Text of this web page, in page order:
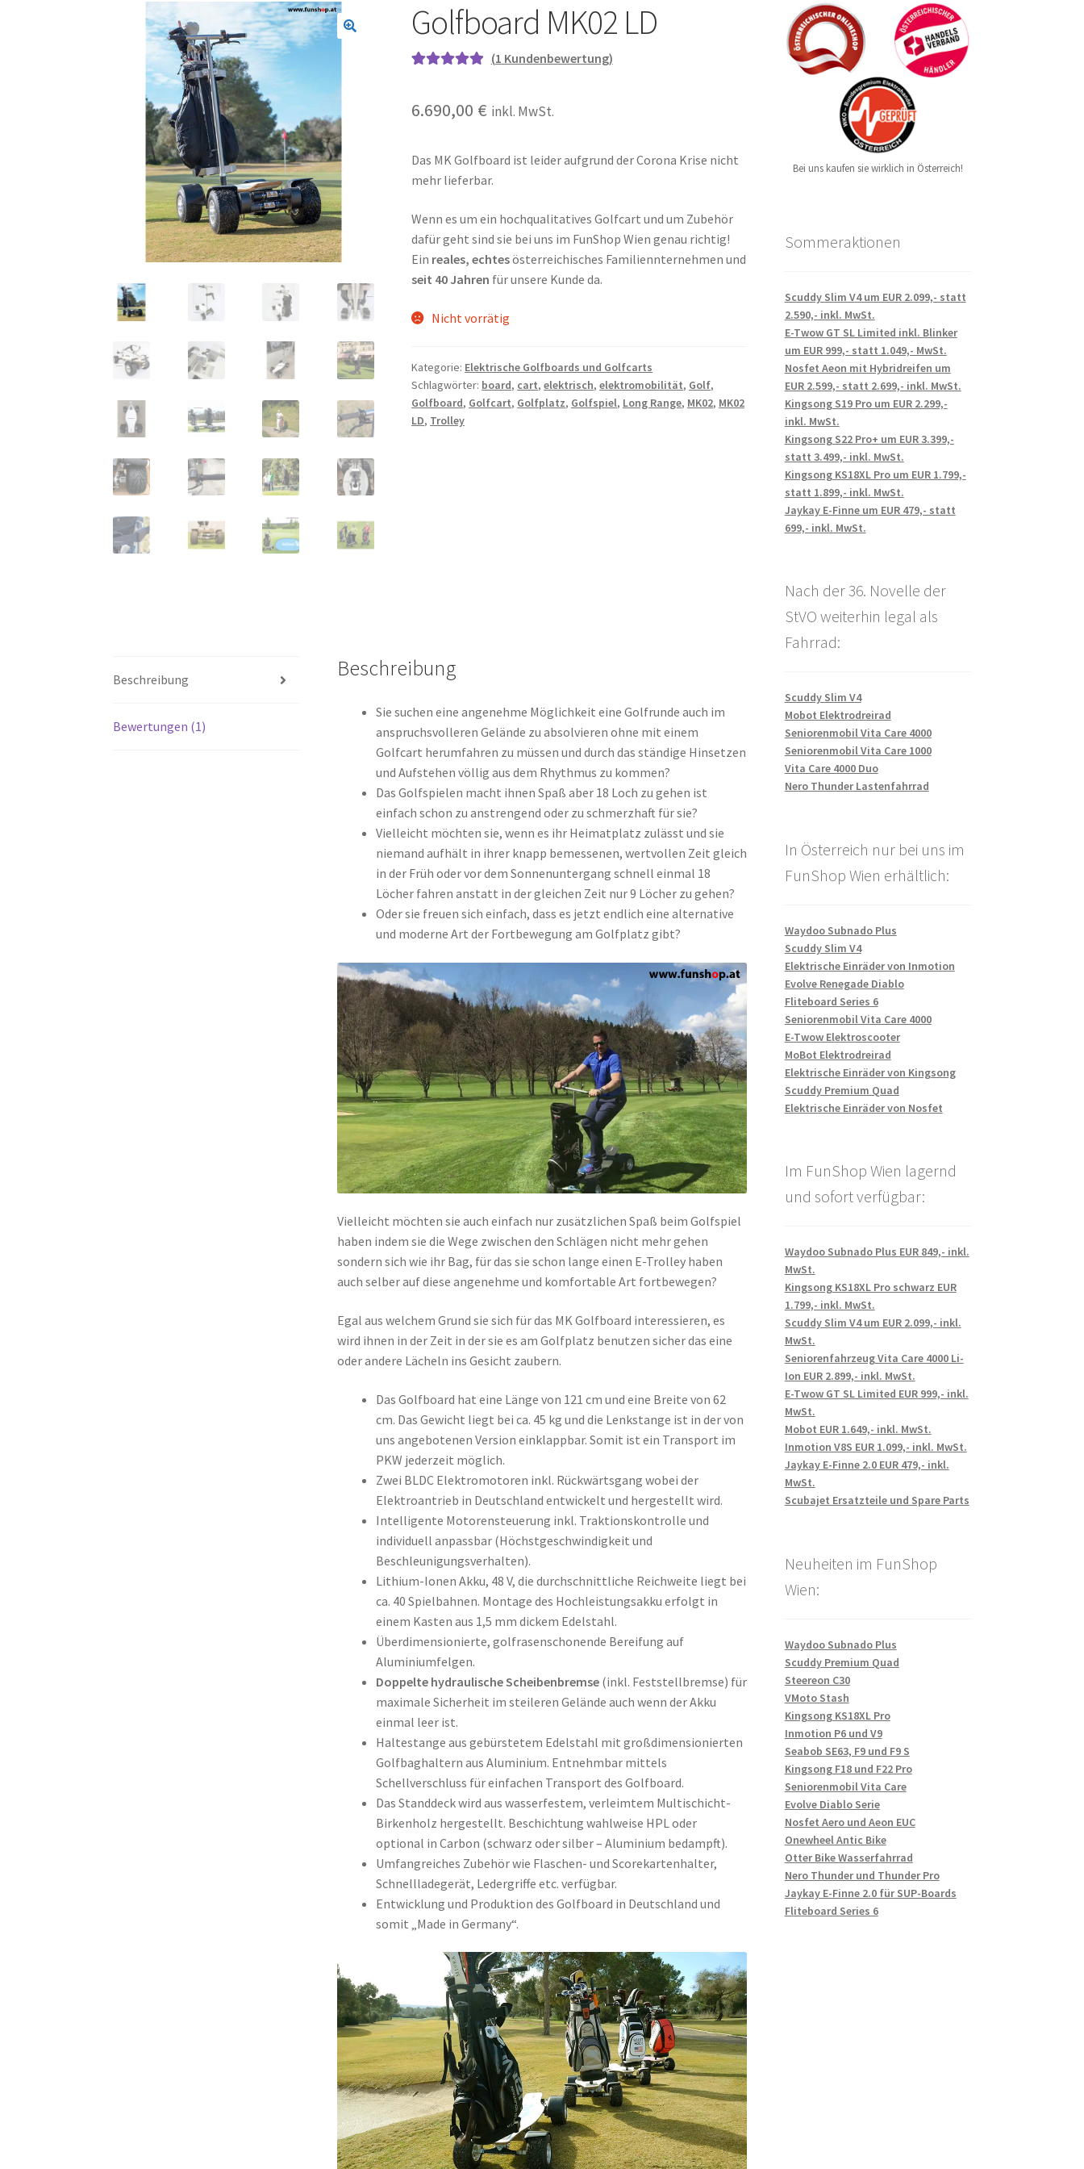
Golfboard MK02 LD
basierend auf
rtung
(1 Kundenbewertung)
6.690,00 € inkl. MwSt.
Das MK Golfboard ist leider aufgrund der Corona Krise nicht
mehr lieferbar.
Wenn es um ein hochqualitatives Golfcart und um Zubehör
dafür geht sind sie bei uns im FunShop Wien genau richtig!
Ein reales, echtesösterreichisches Familiennternehmen und
seit 40 Jahren für unsere Kunde da.
Nicht vorrätig
Kategorie: Elektrische Golfboards und Golfcarts
Schlagwörter: board, cart,elektrisch,elektromobilität, Golf,
Golfboard, Golfcart, Golfplatz, Golfspiel, Long Range, MK02, MK02
LD, Trolley
Beschreibung
Bewertungen (1)
Beschreibung
Sie suchen eine angenehme Möglichkeit eine Golfrunde auch im
anspruchsvolleren Gelände zu absolvieren ohne mit einem
Golfcart herumfahren zu müssen und durch das ständige Hinsetzen
und Aufstehen völlig aus dem Rhythmus zu kommen?
Das Golfspielen macht ihnen Spaß aber 18 Loch zu gehen ist
einfach schon zu anstrengend oder zu schmerzhaft für sie?
Vielleicht möchten sie, wenn es ihr Heimatplatz zulässt und sie
niemand aufhält in ihrer knapp bemessenen, wertvollen Zeit gleich
in der Früh oder vor dem Sonnenuntergang schnell einmal 18
Löcher fahren anstatt in der gleichen Zeit nur 9 Löcher zu gehen?
Oder sie freuen sich einfach, dass es jetzt endlich eine alternative
und moderne Art der Fortbewegung am Golfplatz gibt?
Vielleicht möchten sie auch einfach nur zusätzlichen Spaß beim Golfspiel
haben indem sie die Wege zwischen den Schlägen nicht mehr gehen
sondern sich wie ihr Bag, für das sie schon lange einen E-Trolley haben
auch selber auf diese angenehme und komfortable Art fortbewegen?
Egal aus welchem Grund sie sich für das MK Golfboard interessieren, es
wird ihnen in der Zeit in der sie es am Golfplatz benutzen sicher das eine
oder andere Lächeln ins Gesicht zaubern.
Das Golfboard hat eine Länge von 121 cm und eine Breite von 62
cm. Das Gewicht liegt bei ca. 45 kg und die Lenkstange ist in der von
uns angebotenen Version einklappbar. Somit ist ein Transport im
PKW jederzeit möglich.
Zwei BLDC Elektromotoren inkl. Rückwärtsgang wobei der
Elektroantrieb in Deutschland entwickelt und hergestellt wird.
Intelligente Motorensteuerung inkl. Traktionskontrolle und
individuell anpassbar (Höchstgeschwindigkeit und
Beschleunigungsverhalten).
Lithium-Ionen Akku, 48 V, die durchschnittliche Reichweite liegt bei
ca. 40 Spielbahnen. Montage des Hochleistungsakku erfolgt in
einem Kasten aus 1,5 mm dickem Edelstahl.
Überdimensionierte, golfrasenschonende Bereifung auf
Aluminiumfelgen.
Doppelte hydraulische Scheibenbremse(inkl. Feststellbremse) für
maximale Sicherheit im steileren Gelände auch wenn der Akku
einmal leer ist.
Haltestange aus gebürstetem Edelstahl mit großdimensionierten
Golfbaghaltern aus Aluminium. Entnehmbar mittels
Schellverschluss für einfachen Transport des Golfboard.
Das Standdeck wird aus wasserfestem, verleimtem Multischicht-
Birkenholz hergestellt. Beschichtung wahlweise HPL oder
optional in Carbon (schwarz oder silber – Aluminium bedampft).
Umfangreiches Zubehör wie Flaschen- und Scorekartenhalter,
Schnellladegerät, Ledergriffe etc. verfügbar.
Entwicklung und Produktion des Golfboard in Deutschland und
somit „Made in Germany“.
Bei uns kaufen sie wirklich in Österreich!
Sommeraktionen
Scuddy Slim V4 um EUR 2.099,- statt
2.590,- inkl. MwSt.
E-Twow GT SL Limited inkl. Blinker
um EUR 999,- statt 1.049,- MwSt.
Nosfet Aeon mit Hybridreifen um
EUR 2.599,- statt 2.699,- inkl. MwSt.
Kingsong S19 Pro um EUR 2.299,-
inkl. MwSt.
Kingsong S22 Pro+ um EUR 3.399,-
statt 3.499,- inkl. MwSt.
Kingsong KS18XL Pro um EUR 1.799,-
statt 1.899,- inkl. MwSt.
Jaykay E-Finne um EUR 479,- statt
699,- inkl. MwSt.
Nach der 36. Novelle der
StVO weiterhin legal als
Fahrrad:
Scuddy Slim V4
Mobot Elektrodreirad
Seniorenmobil Vita Care 4000
Seniorenmobil Vita Care 1000
Vita Care 4000 Duo
Nero Thunder Lastenfahrrad
In Österreich nur bei uns im
FunShop Wien erhältlich:
Waydoo Subnado Plus
Scuddy Slim V4
Elektrische Einräder von Inmotion
Evolve Renegade Diablo
Fliteboard Series 6
Seniorenmobil Vita Care 4000
E-Twow Elektroscooter
MoBot Elektrodreirad
Elektrische Einräder von Kingsong
Scuddy Premium Quad
Elektrische Einräder von Nosfet
Im FunShop Wien lagernd
und sofort verfügbar:
Waydoo Subnado Plus EUR 849,- inkl.
MwSt.
Kingsong KS18XL Pro schwarz EUR
1.799,- inkl. MwSt.
Scuddy Slim V4 um EUR 2.099,- inkl.
MwSt.
Seniorenfahrzeug Vita Care 4000 Li-
Ion EUR 2.899,- inkl. MwSt.
E-Twow GT SL Limited EUR 999,- inkl.
MwSt.
Mobot EUR 1.649,- inkl. MwSt.
Inmotion V8S EUR 1.099,- inkl. MwSt.
Jaykay E-Finne 2.0 EUR 479,- inkl.
MwSt.
Scubajet Ersatzteile und Spare Parts
Neuheiten im FunShop
Wien:
Waydoo Subnado Plus
Scuddy Premium Quad
Steereon C30
VMoto Stash
Kingsong KS18XL Pro
Inmotion P6 und V9
Seabob SE63, F9 und F9 S
Kingsong F18 und F22 Pro
Seniorenmobil Vita Care
Evolve Diablo Serie
Nosfet Aero und Aeon EUC
Onewheel Antic Bike
Otter Bike Wasserfahrrad
Nero Thunder und Thunder Pro
Jaykay E-Finne 2.0 für SUP-Boards
Fliteboard Series 6